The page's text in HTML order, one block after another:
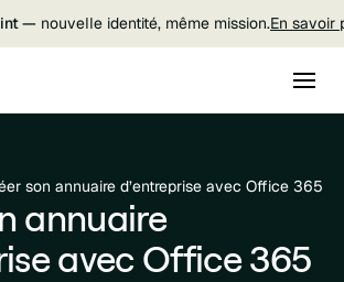
— nouvelle identité, même mission.En savoir
son annuaire d’entreprise avec Office 365
annuaire
avec Office 365